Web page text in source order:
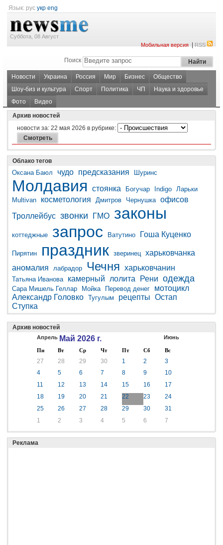
Язык: рус укр eng
Суббота, 08 Август
Мобильная версия|RSS
Поиск
Новости Украина Россия Мир Бизнес
Общество
Шоу-биз и культура
Спорт Политика ЧП
Наука и здоровье
Фото
Видео
Архив новостей
новости за: 22 мая 2026 в рубрике:
Облако тегов
Оксана Баюл чудо предсказания Шуринс
Молдавия стоянка Богучар Indigo Ларьки
Multivan
косметология Дмитров Чернушка офисов
Троллейбус звонки ГМО законы
коттеджные запрос Ватутино Гоша Куценко
Пирятин праздник зверинец харьковчанка
аномалия
лабрадор Чечня харьковчанин
Татьяна Иванова камерный лолита Рени одежда
Сара Мишель Геллар Мойка Перевод денег
мотоцикл
Александр Головко Тугулым рецепты Остап
Ступка
Архив новостей
Апрель Май 2026 г. Июнь
Пн Вт Ср Чт Пт Сб Вс
27 28 29 30 1 2
3
4
5 6 7 8 9
10
11
12 13 14 15 16
17
18
19 20 21 22 23
24
25
26 27 28 29 30
31
1
2 3 4 5 6 7
Реклама